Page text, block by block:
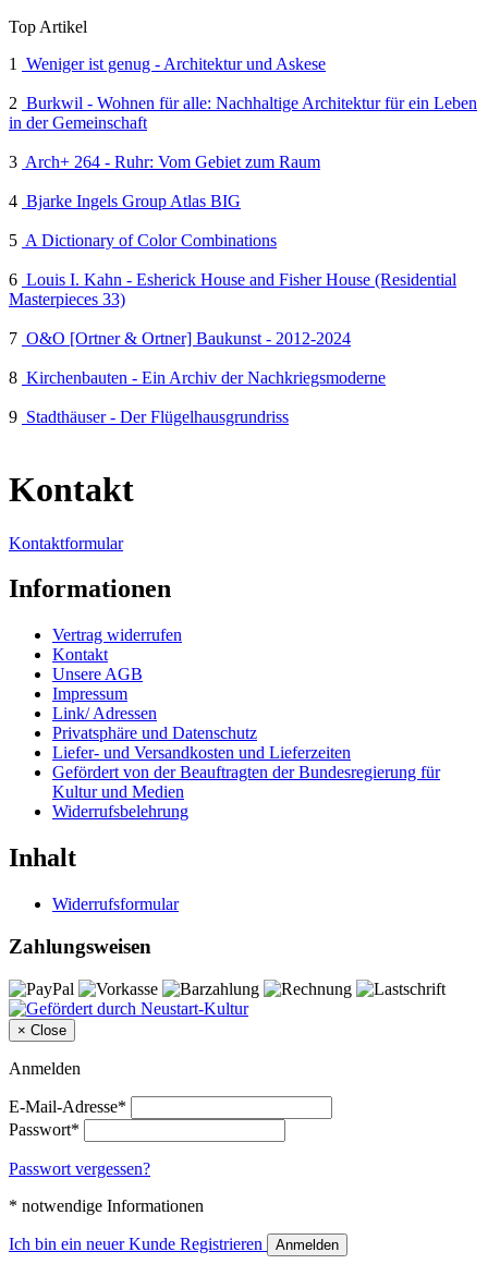
Top Artikel
1
Weniger ist genug - Architektur und Askese
2 Burkwil - Wohnen für alle: Nachhaltige Architektur für ein Leben
in der Gemeinschaft
3 Arch+ 264 - Ruhr: Vom Gebiet zum Raum
4 Bjarke Ingels Group Atlas BIG
5 A Dictionary of Color Combinations
6 Louis I. Kahn - Esherick House and Fisher House (Residential
Masterpieces 33)
7 O&O [Ortner & Ortner] Baukunst - 2012-2024
8 Kirchenbauten - Ein Archiv der Nachkriegsmoderne
9 Stadthäuser - Der Flügelhausgrundriss
Kontakt
Kontaktformular
Informationen
Vertrag widerrufen
Kontakt
Unsere AGB
Impressum
Link/ Adressen
Privatsphäre und Datenschutz
Liefer- und Versandkosten und Lieferzeiten
Gefördert von der Beauftragten der Bundesregierung für
Kultur und Medien
Widerrufsbelehrung
Inhalt
Widerrufsformular
Zahlungsweisen
× Close
Anmelden
E-Mail-Adresse*
Passwort*
Passwort vergessen?
* notwendige Informationen
Ich bin ein neuer Kunde Registrieren Anmelden